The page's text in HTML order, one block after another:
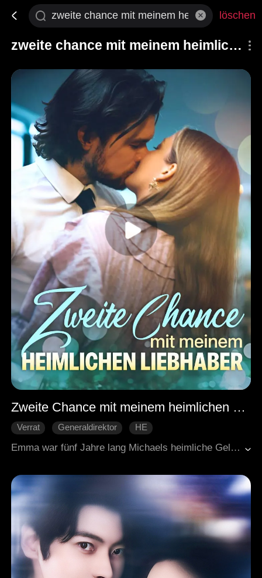
löschen
zweite chance mit meinem heimlichen liebhaber
Zweite Chance mit meinem heimlichen Liebhaber
Verrat Generaldirektor
HE
Emma war fünf Jahre lang Michaels heimliche Geliebte gewesen. Obwohl sie in dieser Zeit gehorsam und fügsam war, konnte sie ihn nicht dazu bringen, sie ernst zu nehmen. Als Michael sich verlobte, verließ er sie. Zu allem Überfluss teilte ihr Arzt ihr mit, dass sie an Herzversagen im Spätstadium litt und nur noch drei Monate zu leben hatte. Obwohl sie die verbleibenden Tage ihres Lebens in Ruhe verbringen wollte, wurde dies durch die Verstrickungen von vier Personen erschwert, darunter Michaels Verlobte, Ashton, der sie begehrte, Mr. X, der sie beschützte, und ihr Ex-Freund.